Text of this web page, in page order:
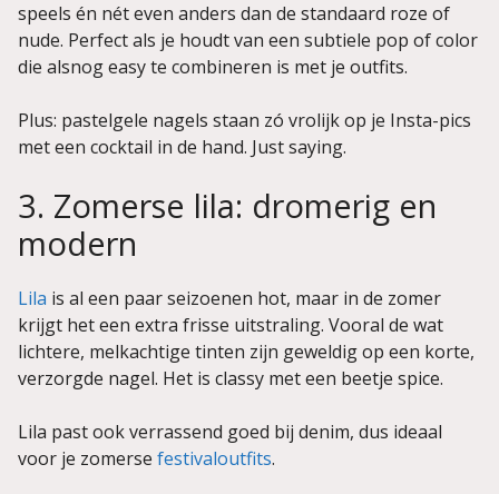
speels én nét even anders dan de standaard roze of
nude. Perfect als je houdt van een subtiele pop of color
die alsnog easy te combineren is met je outfits.
Plus: pastelgele nagels staan zó vrolijk op je Insta-pics
met een cocktail in de hand. Just saying.
3. Zomerse lila: dromerig en
modern
Lila is al een paar seizoenen hot, maar in de zomer
krijgt het een extra frisse uitstraling. Vooral de wat
lichtere, melkachtige tinten zijn geweldig op een korte,
verzorgde nagel. Het is classy met een beetje spice.
Lila past ook verrassend goed bij denim, dus ideaal
voor je zomerse festivaloutfits.